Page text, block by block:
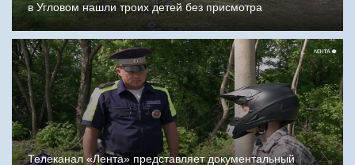
в Угловом нашли троих детей без присмотра
Телеканал «Лента» представляет документальный